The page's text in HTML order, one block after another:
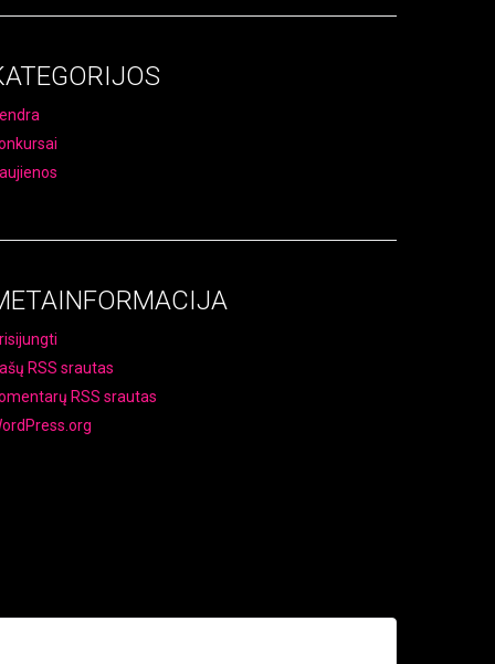
RSS srautas
RSS srautas